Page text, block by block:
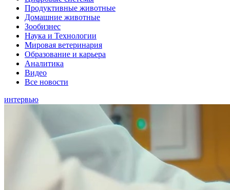
Продуктивные животные
Домашние животные
Зообизнес
Наука и Технологии
Мировая ветеринария
Образование и карьера
Аналитика
Видео
Все новости
интервью